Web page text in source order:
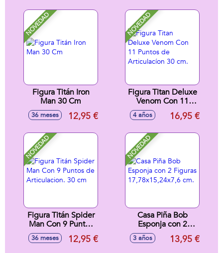
NOVEDAD
Figura Titán Iron
Man 30 Cm
36 meses 12,95 €
NOVEDAD
Figura Titan Deluxe
Venom Con 11
Puntos de
Articulacíon 30 cm.
4 años 16,95 €
NOVEDAD
Figura Titán Spider
Man Con 9 Puntos
de Articulacion. 30
cm
36 meses 12,95 €
NOVEDAD
Casa Piña Bob
Esponja con 2
Figuras
17,78x15,24x7,6
3 años 13,95 €